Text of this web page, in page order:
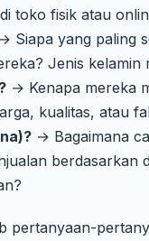
toko fisik atau
→ Siapa yang paling
Jenis kelamin
→ Kenapa mereka
kualitas, atau
→ Bagaimana
berdasarkan
pertanyaan-